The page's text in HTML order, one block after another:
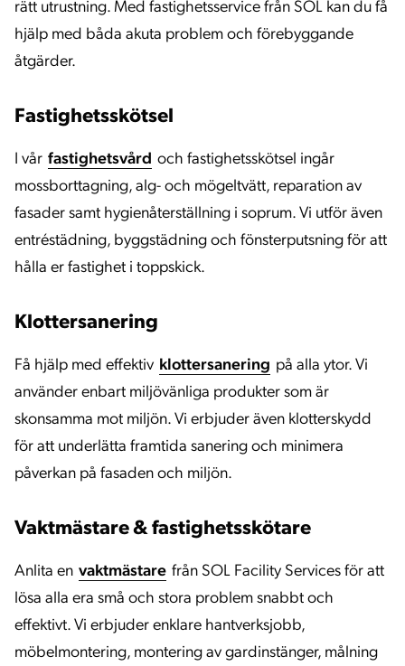
rätt utrustning. Med fastighetsservice från SOL kan du få
hjälp med båda akuta problem och förebyggande
åtgärder.
Fastighetsskötsel
I vår fastighetsvård och fastighetsskötsel ingår
mossborttagning, alg- och mögeltvätt, reparation av
fasader samt hygienåterställning i soprum. Vi utför även
entréstädning, byggstädning och fönsterputsning för att
hålla er fastighet i toppskick.
Klottersanering
Få hjälp med effektiv klottersanering på alla ytor. Vi
använder enbart miljövänliga produkter som är
skonsamma mot miljön. Vi erbjuder även klotterskydd
för att underlätta framtida sanering och minimera
påverkan på fasaden och miljön.
Vaktmästare & fastighetsskötare
Anlita en vaktmästare från SOL Facility Services för att
lösa alla era små och stora problem snabbt och
effektivt. Vi erbjuder enklare hantverksjobb,
möbelmontering, montering av gardinstänger, målning